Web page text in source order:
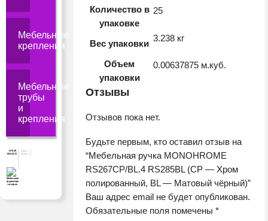
Мебельные
крепления
Мебельные
трубы
и
крепления
+375 29
654-31-72
Задать
вопрос
Количество в
упаковке
25
Вес упаковки
3.238 кг
Объем
упаковки
0.00637875 м.куб.
Отзывы
Отзывов пока нет.
Будьте первым, кто оставил отзыв на
“Мебельная ручка MONOHROME
RS267CP/BL.4 RS285BL (CP — Хром
полированный, BL — Матовый чёрный)”
Ваш адрес email не будет опубликован.
Обязательные поля помечены*